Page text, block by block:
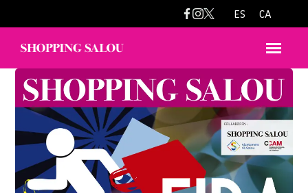
ES CA